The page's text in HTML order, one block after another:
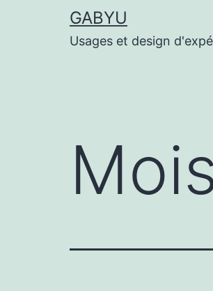
GABYU
Usages et design